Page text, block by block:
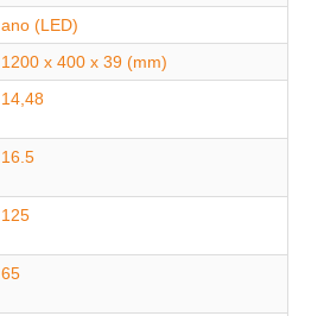
ano (LED)
1200 x 400 x 39 (mm)
14,48
16.5
125
65